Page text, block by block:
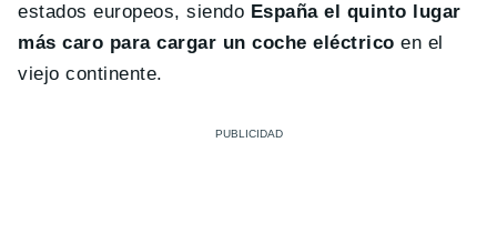
estados europeos, siendo España el quinto lugar
más caro para cargar un coche eléctrico en el
viejo continente.